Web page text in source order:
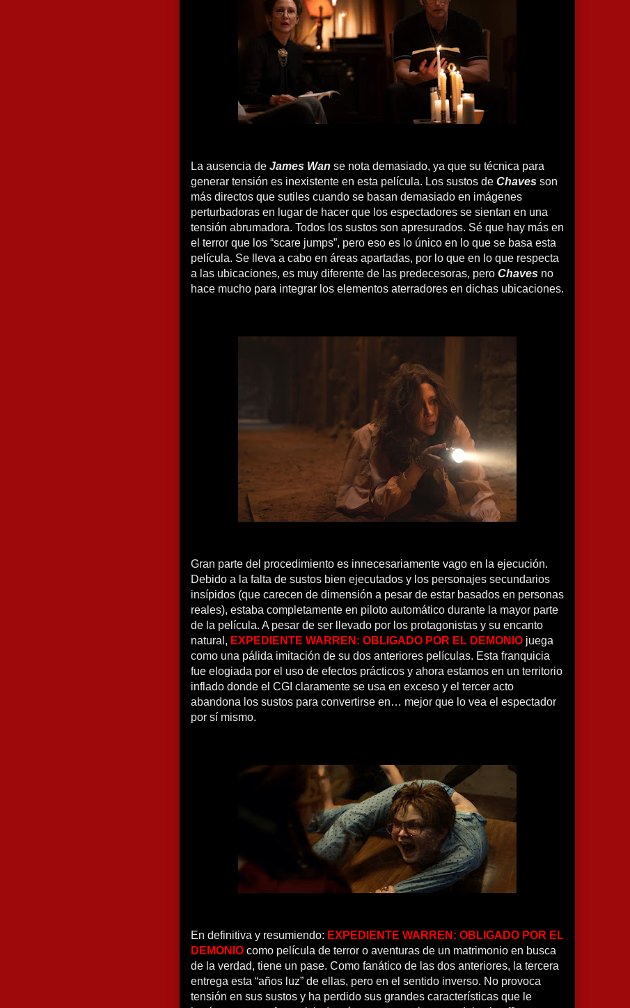
La ausencia de James Wan se nota demasiado, ya que su técnica para
generar tensión es inexistente en esta película. Los sustos de Chaves son
más directos que sutiles cuando se basan demasiado en imágenes
perturbadoras en lugar de hacer que los espectadores se sientan en una
tensión abrumadora. Todos los sustos son apresurados. Sé que hay más en
el terror que los “scare jumps”, pero eso es lo único en lo que se basa esta
película. Se lleva a cabo en áreas apartadas, por lo que en lo que respecta
a las ubicaciones, es muy diferente de las predecesoras, pero Chaves no
hace mucho para integrar los elementos aterradores en dichas ubicaciones.
Gran parte del procedimiento es innecesariamente vago en la ejecución.
Debido a la falta de sustos bien ejecutados y los personajes secundarios
insípidos (que carecen de dimensión a pesar de estar basados ​​en personas
reales), estaba completamente en piloto automático durante la mayor parte
de la película. A pesar de ser llevado por los protagonistas y su encanto
natural, EXPEDIENTE WARREN: OBLIGADO POR EL DEMONIO juega
como una pálida imitación de su dos anteriores películas. Esta franquicia
fue elogiada por el uso de efectos prácticos y ahora estamos en un territorio
inflado donde el CGI claramente se usa en exceso y el tercer acto
abandona los sustos para convertirse en… mejor que lo vea el espectador
por sí mismo.
En definitiva y resumiendo: EXPEDIENTE WARREN: OBLIGADO POR EL
DEMONIO como película de terror o aventuras de un matrimonio en busca
de la verdad, tiene un pase. Como fanático de las dos anteriores, la tercera
entrega esta “años luz” de ellas, pero en el sentido inverso. No provoca
tensión en sus sustos y ha perdido sus grandes características que le